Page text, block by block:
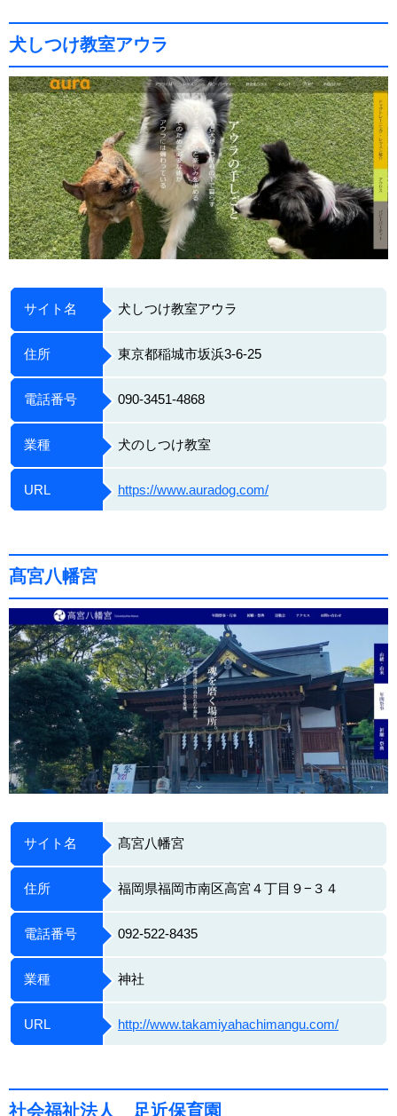
犬しつけ教室アウラ
サイト名 犬しつけ教室アウラ
住所 東京都稲城市坂浜3-6-25
電話番号 090-3451-4868
業種 犬のしつけ教室
URL https://www.auradog.com/
髙宮八幡宮
サイト名 髙宮八幡宮
住所 福岡県福岡市南区高宮４丁目９−３４
電話番号 092-522-8435
業種 神社
URL http://www.takamiyahachimangu.com/
社会福祉法人 足近保育園